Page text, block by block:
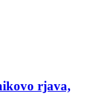
rjava,